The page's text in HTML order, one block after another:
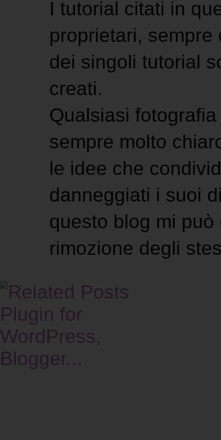
I tutorial citati in
proprietari,
dei singoli tutorial
creati.
Qualsiasi
sempre molto
le idee che
danneggiati i suoi
questo blog mi
rimozione degli